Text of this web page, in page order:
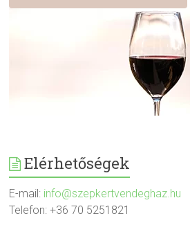
Elérhetőségek
E-mail: info@szepkertvendeghaz.hu
Telefon: +36 70 5251821